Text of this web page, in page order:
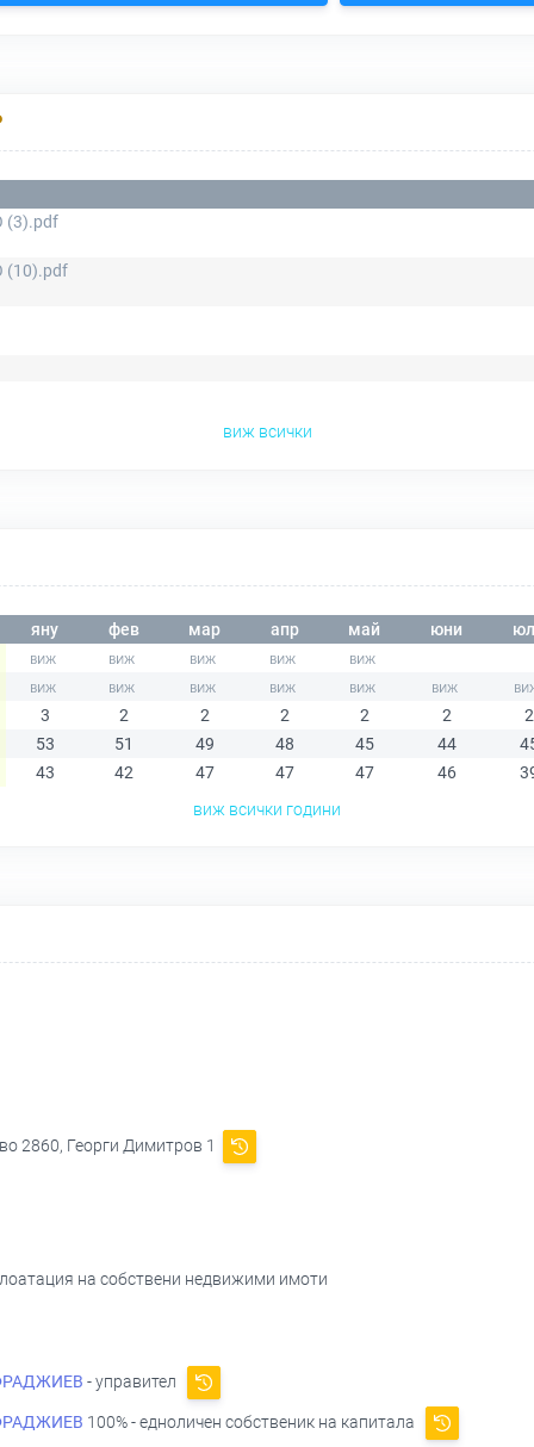
(3).pdf
(10).pdf
виж всички
яну фев мар апр май юни
3 2 2 2 2 2
2
53
51 49 48 45 44
43
42 47 47 47 46
виж всички години
2860, Георги Димитров 1
на собствени недвижими имоти
- управител
100% - едноличен собственик на капитала